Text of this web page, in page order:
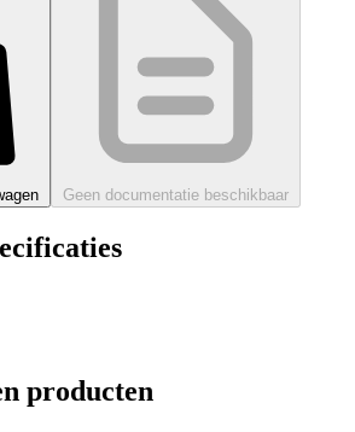
Geen documentatie beschikbaar
producten